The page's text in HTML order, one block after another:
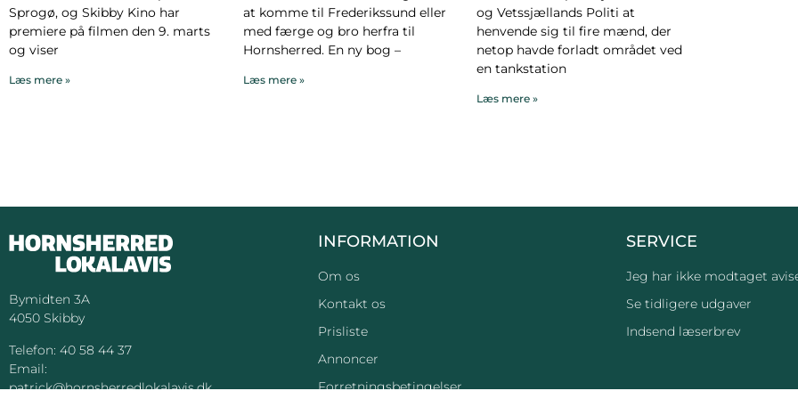
Sprogø, og Skibby Kino har
premiere på filmen den 9. marts
og viser
Læs mere »
at komme til Frederikssund eller
med færge og bro herfra til
Hornsherred. En ny bog –
Læs mere »
og Vetssjællands Politi at
henvende sig til fire mænd, der
netop havde forladt området ved
en tankstation
Læs mere »
Bymidten 3A
4050 Skibby
Telefon: 40 58 44 37
Email:
patrick@hornsherredlokalavis.dk
INFORMATION
Om os
Kontakt os
Prisliste
Annoncer
Forretningsbetingelser
SERVICE
Jeg har ikke modtaget
Se tidligere udgaver
Indsend læserbrev